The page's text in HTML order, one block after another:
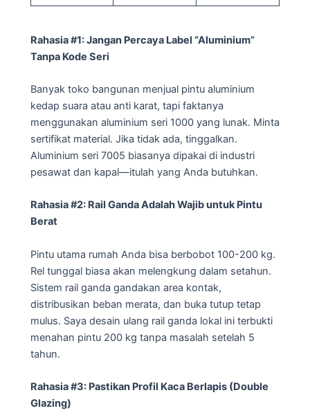
Rahasia #1: Jangan Percaya Label “Aluminium”
Tanpa Kode Seri
Banyak toko bangunan menjual pintu aluminium
kedap suara atau anti karat, tapi faktanya
menggunakan aluminium seri 1000 yang lunak. Minta
sertifikat material. Jika tidak ada, tinggalkan.
Aluminium seri 7005 biasanya dipakai di industri
pesawat dan kapal—itulah yang Anda butuhkan.
Rahasia #2: Rail Ganda Adalah Wajib untuk Pintu
Berat
Pintu utama rumah Anda bisa berbobot 100-200 kg.
Rel tunggal biasa akan melengkung dalam setahun.
Sistem rail ganda gandakan area kontak,
distribusikan beban merata, dan buka tutup tetap
mulus. Saya desain ulang rail ganda lokal ini terbukti
menahan pintu 200 kg tanpa masalah setelah 5
tahun.
Rahasia #3: Pastikan Profil Kaca Berlapis (Double
Glazing)